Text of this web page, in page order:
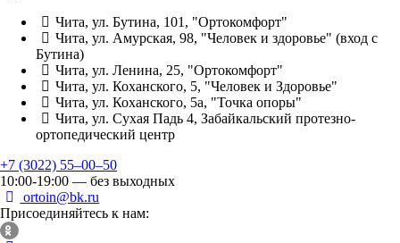
Чита, ул. Бутина, 101, "Ортокомфорт"
Чита, ул. Амурская, 98, "Человек и здоровье" (вход с
Бутина)
Чита, ул. Ленина, 25, "Ортокомфорт"
Чита, ул. Коханского, 5, "Человек и Здоровье"
Чита, ул. Коханского, 5а, "Точка опоры"
Чита, ул. Сухая Падь 4, Забайкальский протезно-
ортопедический центр
+7 (3022) 55‒00‒50
10:00-19:00 — без выходных
ortoin@bk.ru
Присоединяйтесь к нам: